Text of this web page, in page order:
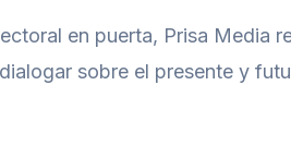
en puerta, Prisa Media
sobre el presente y